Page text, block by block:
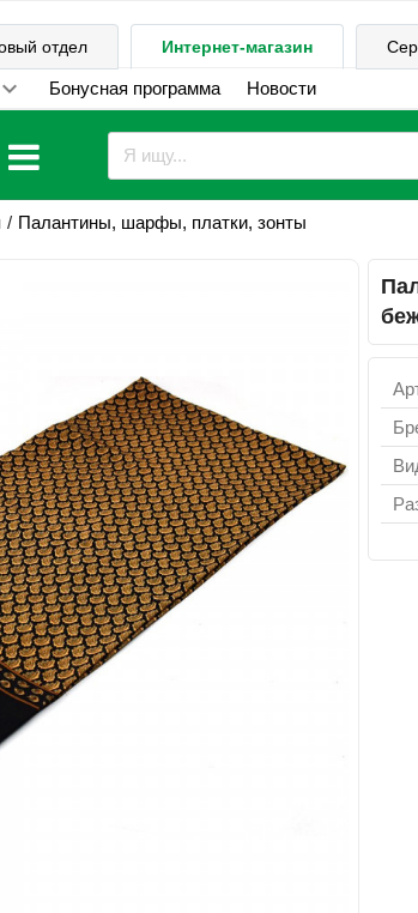
отдел Интернет-магазин
Бонусная программа Новости
Палантины, шарфы, платки, зонты